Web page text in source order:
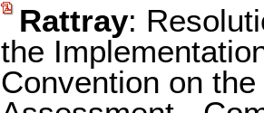
Rattray:
the
Convention on